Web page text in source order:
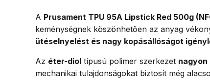
A Prusament TPU 95A Lipstick Red 500g
keménységnek köszönhetően az anyag
ütéselnyelést és nagy kopásállóságot
Az éter-diol típusú polimer szerkezet
mechanikai tulajdonságokat biztosít még